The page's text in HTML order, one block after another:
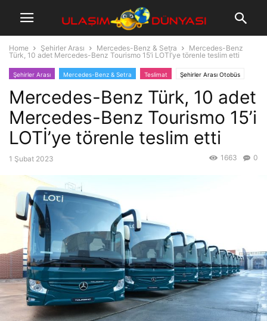
Home Şehirler Arası Mercedes-Benz & Setra
Mercedes-Benz
Türk, 10 adet Mercedes-Benz Tourismo 15’i LOTİ’ye törenle teslim etti
Şehirler Arası Mercedes-Benz & Setra Teslimat Şehirler Arası Otobüs
Mercedes-Benz Türk, 10 adet
Mercedes-Benz Tourismo 15’i
LOTİ’ye törenle teslim etti
1 Şubat 2023 0
1663